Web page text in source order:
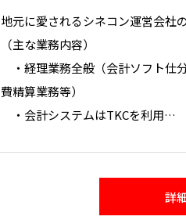
地元に愛されるシネコン運営会社
（主な業務内容）
・経理業務全般（会計ソフト仕
費精算業務等）
・会計システムはTKCを利用
※財務業務は別の専任スタッフが
詳